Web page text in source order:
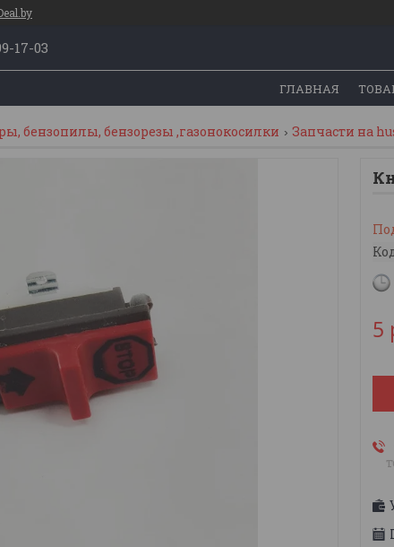
17-03
ГЛАВНАЯ
бензопилы, бензорезы ,газонокосилки Запчасти на
5